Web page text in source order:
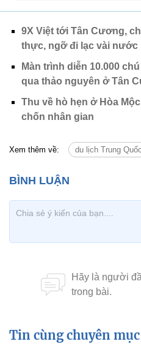
9X Việt tới Tân Cương,
thực, ngỡ đi lạc vài nước
Màn trình diễn 10.000
qua thảo nguyên ở Tân
Thu về hò hẹn ở Hòa
chốn nhân gian
Xem thêm về: du lịch Trung Quốc
Tin cùng chuyên mục